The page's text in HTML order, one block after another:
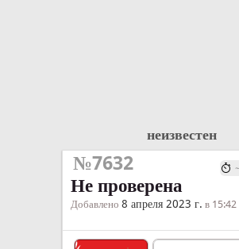
неизвестен
№7632
Не проверена
Добавлено 8 апреля 2023 г. в 15:42